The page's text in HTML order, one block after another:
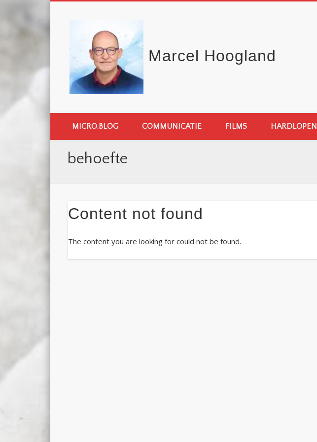
Marcel Hoogland
MICRO.BLOG COMMUNICATIE FILMS HARDLOPEN
behoefte
Content not found
The content you are looking for could not be found.